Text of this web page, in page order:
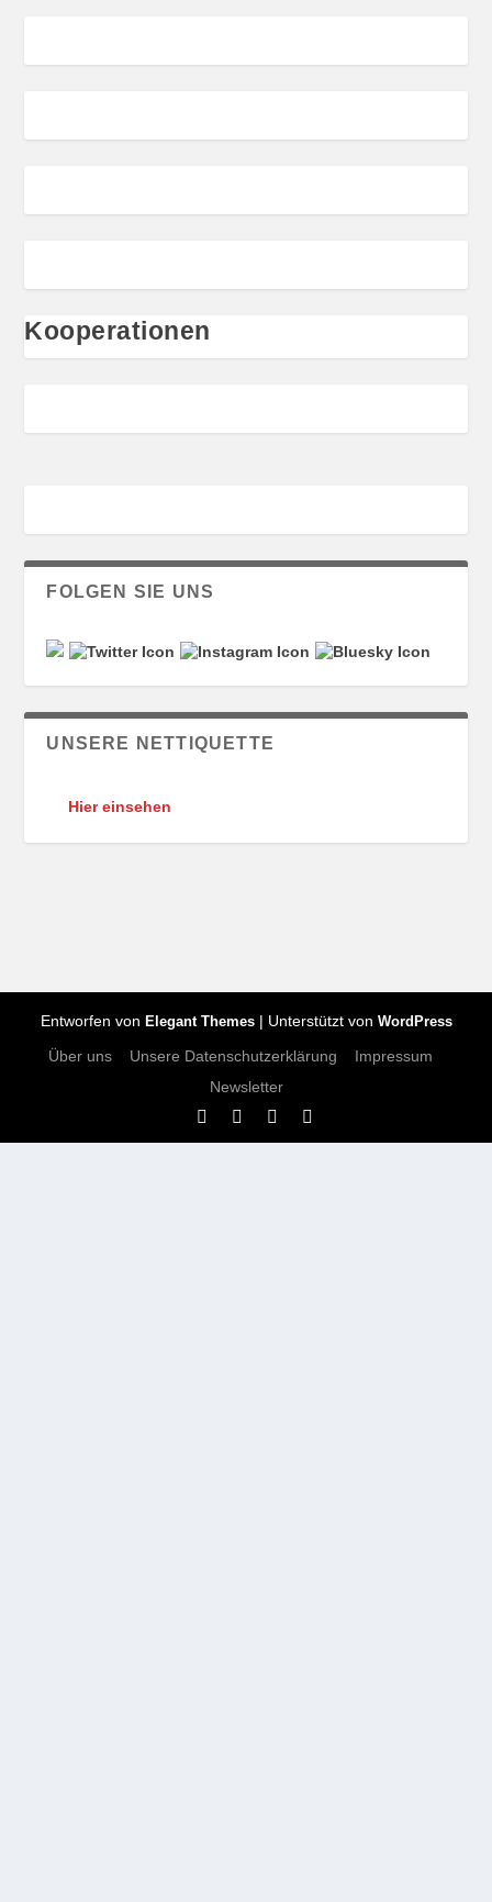
Kooperationen
FOLGEN SIE UNS
UNSERE NETTIQUETTE
Hier einsehen
Entworfen von Elegant Themes| Unterstützt von WordPress
Über uns Unsere Datenschutzerklärung
Impressum
Newsletter